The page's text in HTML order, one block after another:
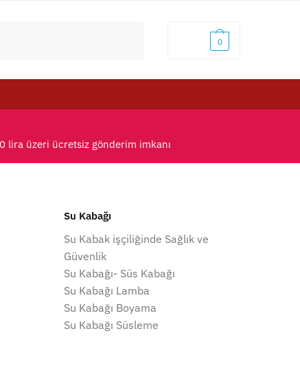
0
lira üzeri ücretsiz gönderim imkanı
Su Kabağı
Su Kabak işçiliğinde Sağlık ve
Güvenlik
Su Kabağı- Süs Kabağı
Su Kabağı Lamba
Su Kabağı Boyama
Su Kabağı Süsleme